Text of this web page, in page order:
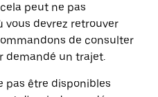
peut ne pas
vous devrez retrouver
de consulter
demandé un trajet.
pas être disponibles